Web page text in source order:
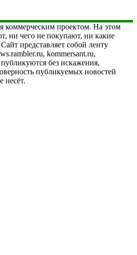
коммерческим проектом. На этом
ни чего не покупают, ни какие
представляет собой ленту
kommersant.ru,
без искажения,
публикуемых новостей
несёт.